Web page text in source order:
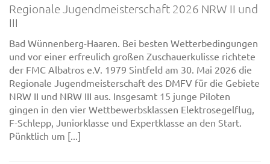
Regionale Jugendmeisterschaft 2026 NRW II und
III
Bad Wünnenberg-Haaren. Bei besten Wetterbedingungen
und vor einer erfreulich großen Zuschauerkulisse richtete
der FMC Albatros e.V. 1979 Sintfeld am 30. Mai 2026 die
Regionale Jugendmeisterschaft des DMFV für die Gebiete
NRW II und NRW III aus. Insgesamt 15 junge Piloten
gingen in den vier Wettbewerbsklassen Elektrosegelflug,
F-Schlepp, Juniorklasse und Expertklasse an den Start.
Pünktlich um [...]